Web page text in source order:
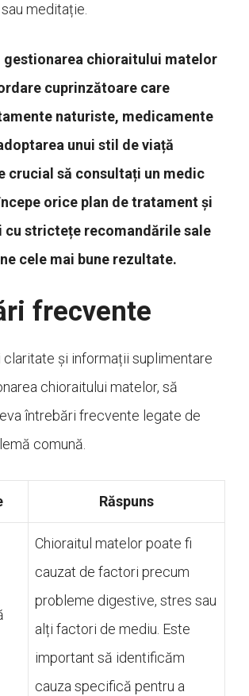
meditație.
gestionarea chioraitului matelor
cuprinzătoare care
naturiste, medicamente
unui stil de viață
crucial să consultați un medic
orice plan de tratament și
cu strictețe recomandările sale
cele mai bune rezultate.
frecvente
claritate și informații suplimentare
chioraitului matelor, să
întrebări frecvente legate de
comună.
Răspuns
Chioraitul matelor poate fi
cauzat de factori precum
probleme digestive, stres sau
alți factori de mediu. Este
important să identificăm
cauza specifică pentru a